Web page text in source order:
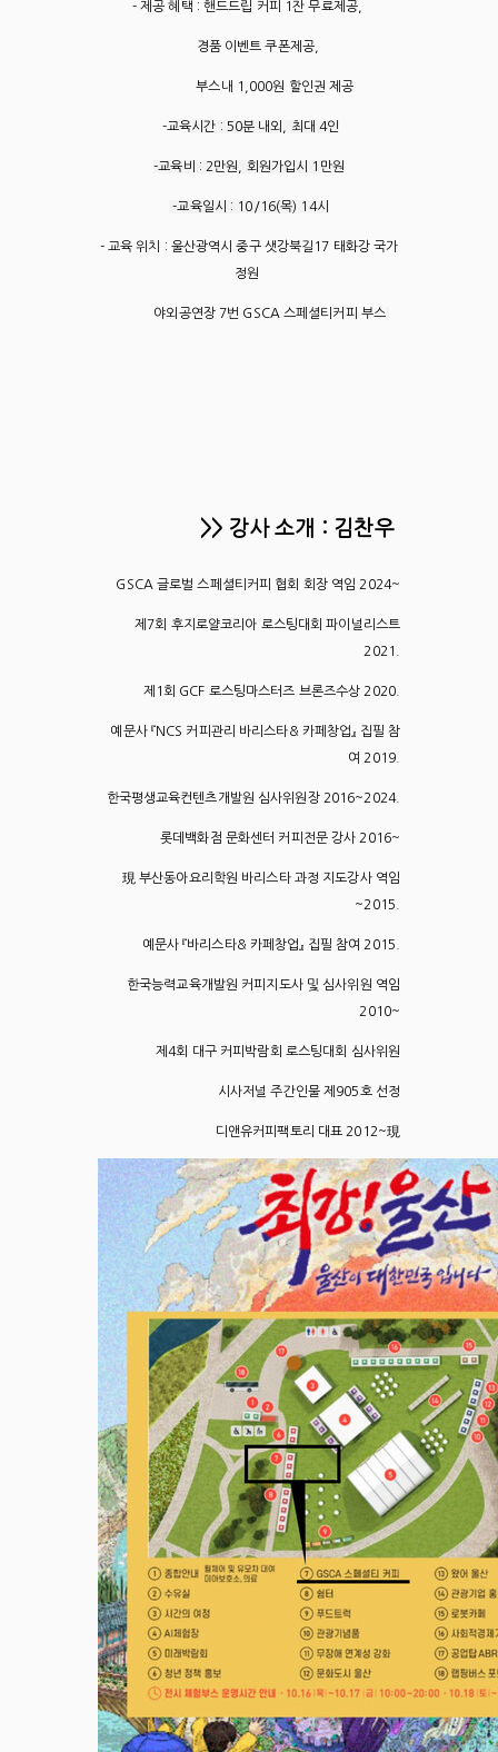
- 제공 혜택 : 핸드드립 커피 1잔 무료제공,
경품 이벤트 쿠폰제공,
부스내 1,000원 할인권 제공
-교육시간 : 50분 내외, 최대 4인
-교육비 : 2만원, 회원가입시 1만원
-교육일시 : 10/16(목) 14시
- 교육 위치 : 울산광역시 중구 샛강북길17 태화강 국가
정원
야외공연장 7번 GSCA 스페셜티커피 부스
>> 강사 소개 : 김찬우
GSCA 글로벌 스페셜티커피 협회 회장 역임 2024~
제7회 후지로얄코리아 로스팅대회 파이널리스트
2021.
제1회 GCF 로스팅마스터즈 브론즈수상 2020.
예문사 『NCS 커피관리 바리스타& 카페창업』 집필 참
여 2019.
한국평생교육컨텐츠개발원 심사위원장 2016~2024.
롯데백화점 문화센터 커피전문 강사 2016~
現 부산동아요리학원 바리스타 과정 지도강사 역임
~2015.
예문사 『바리스타& 카페창업』 집필 참여 2015.
한국능력교육개발원 커피지도사 및 심사위원 역임
2010~
제4회 대구 커피박람회 로스팅대회 심사위원
시사저널 주간인물 제905호 선정
디앤유커피팩토리 대표 2012~現